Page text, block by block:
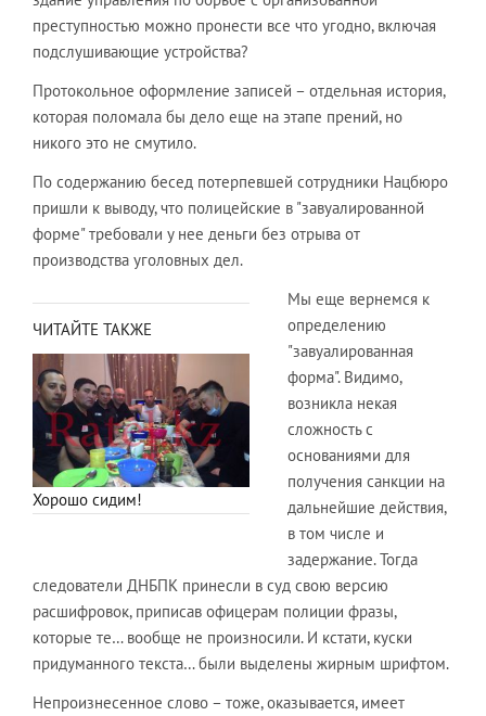
преступностью можно пронести все что угодно, включая
подслушивающие устройства?
Протокольное оформление записей – отдельная история,
которая поломала бы дело еще на этапе прений, но
никого это не смутило.
По содержанию бесед потерпевшей сотрудники Нацбюро
пришли к выводу, что полицейские в "завуалированной
форме" требовали у нее деньги без отрыва от
производства уголовных дел.
ЧИТАЙТЕ ТАКЖЕ
Хорошо сидим!
Мы еще вернемся к
определению
"завуалированная
форма". Видимо,
возникла некая
сложность с
основаниями для
получения санкции на
дальнейшие действия,
в том числе и
задержание. Тогда
следователи ДНБПК принесли в суд свою версию
расшифровок, приписав офицерам полиции фразы,
которые те… вообще не произносили. И кстати, куски
придуманного текста… были выделены жирным шрифтом.
Непроизнесенное слово – тоже, оказывается, имеет